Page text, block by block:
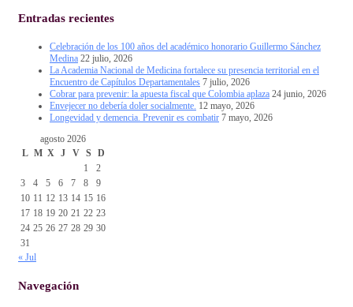
Entradas recientes
Celebración de los 100 años del académico honorario Guillermo Sánchez
Medina 22 julio, 2026
La Academia Nacional de Medicina fortalece su presencia territorial en el
Encuentro de Capítulos Departamentales 7 julio, 2026
Cobrar para prevenir: la apuesta fiscal que Colombia aplaza 24 junio, 2026
Envejecer no debería doler socialmente. 12 mayo, 2026
Longevidad y demencia. Prevenir es combatir 7 mayo, 2026
agosto 2026
L M X J V S
D
1
2
3
4 5 6 7 8
9
10 11 12 13 14 15 16
17 18 19 20 21 22 23
24 25 26 27 28 29 30
31
« Jul
Navegación